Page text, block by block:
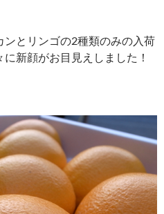
ンとリンゴの2種類のみの入荷
新顔がお目見えしました！